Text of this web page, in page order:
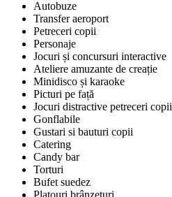
Autobuze
Transfer aeroport
Petreceri copii
Personaje
Jocuri și concursuri interactive
Ateliere amuzante de creație
Minidisco și karaoke
Picturi pe față
Jocuri distractive petreceri copii
Gonflabile
Gustari si bauturi copii
Catering
Candy bar
Torturi
Bufet suedez